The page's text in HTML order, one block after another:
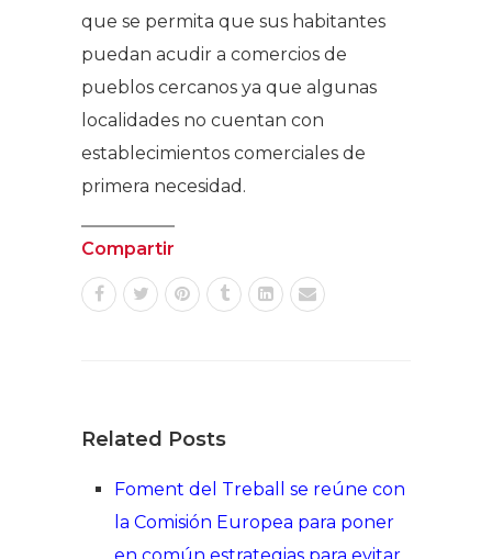
que se permita que sus habitantes
puedan acudir a comercios de
pueblos cercanos ya que algunas
localidades no cuentan con
establecimientos comerciales de
primera necesidad.
Compartir
Related Posts
Foment del Treball se reúne con
la Comisión Europea para poner